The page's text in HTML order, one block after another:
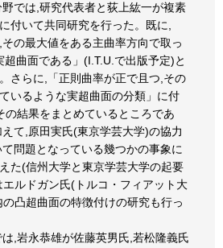
では,研究代表者と荻上紘一が複素
付いて共同研究を行った。既に,
その最大値をある主曲率方向で取っ
曲面である」(I.T.U.で出版予定)と
さらに,「正則曲率が正で且つ,その
いるような実超曲面の分類」に付
の結果をまとめているところであ
て,原田実氏(東京学芸大学)の協力
問題となっている幾つかの事象に
た(信州大学と東京学芸大学の起要
ルドガン氏(トルコ・フィアット大
凸超曲面の特徴付けの研究も行っ
,岩永恭雄が佐藤英男氏,若松隆義氏